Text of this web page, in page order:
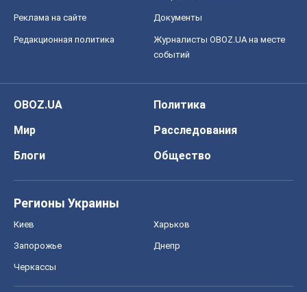
Реклама на сайте Документы
Редакционная политика
Журналисты OBOZ.UA на месте
событий
OBOZ.UA
Политика
Мир
Расследования
Блоги
Общество
Регионы Украины
Киев Харьков
Запорожье Днепр
Черкассы